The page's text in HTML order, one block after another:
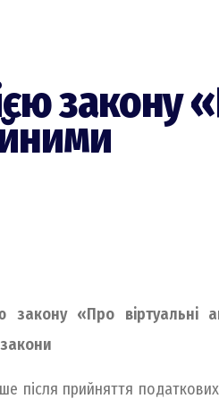
закону
закону «Про віртуальні
після прийняття податкових